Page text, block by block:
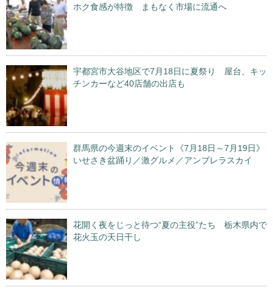
ホク食感が特徴 まもなく市場に流通へ
宇都宮市大谷地区で7月18日に夏祭り 屋台、キッ
チンカーなど40店舗の出店も
群馬県の今週末のイベント《7月18日～7月19日》
いせさき盆踊り／激グルメ／アンブレラスカイ
花開く夜をじっと待つ“夏の主役”たち 栃木県内で
花火玉の天日干し